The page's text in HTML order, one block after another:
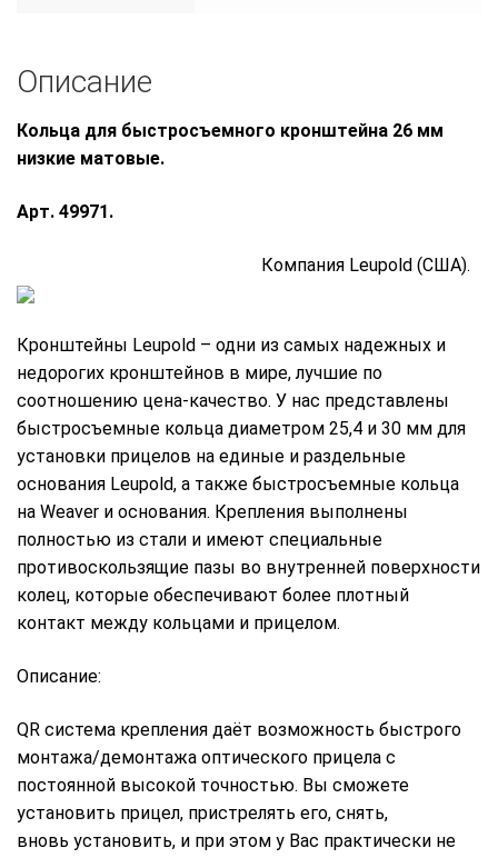
Описание
Кольца для быстросъемного кронштейна 26 мм
низкие матовые.
Арт. 49971.
Компания Leupold (США).
Кронштейны Leupold – одни из самых надежных и
недорогих кронштейнов в мире, лучшие по
соотношению цена-качество. У нас представлены
быстросъемные кольца диаметром 25,4 и 30 мм для
установки прицелов на единые и раздельные
основания Leupold, а также быстросъемные кольца
на Weaver и основания. Крепления выполнены
полностью из стали и имеют специальные
противоскользящие пазы во внутренней поверхности
колец, которые обеспечивают более плотный
контакт между кольцами и прицелом.
Описание:
QR система крепления даёт возможность быстрого
монтажа/демонтажа оптического прицела с
постоянной высокой точностью. Вы сможете
установить прицел, пристрелять его, снять,
вновь установить, и при этом у Вас практически не